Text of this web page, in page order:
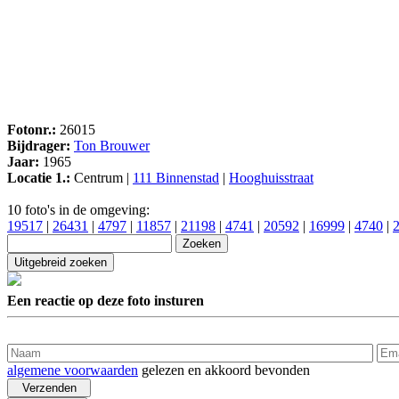
Fotonr.: 26015
Bijdrager: Ton Brouwer
Jaar: 1965
Locatie 1.: Centrum | 111 Binnenstad Hooghuisstraat
10 foto's in de omgeving:
19517
26431 4797 11857 21198 4741 20592 16999 4740
Een reactie op deze foto insturen
algemene voorwaarden gelezen en akkoord bevonden